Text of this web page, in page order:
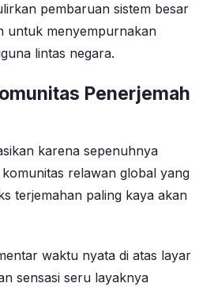
pembaruan sistem besar
untuk menyempurnakan
lintas negara.
Penerjemah
karena sepenuhnya
relawan global yang
terjemahan paling kaya akan
waktu nyata di atas layar
sensasi seru layaknya